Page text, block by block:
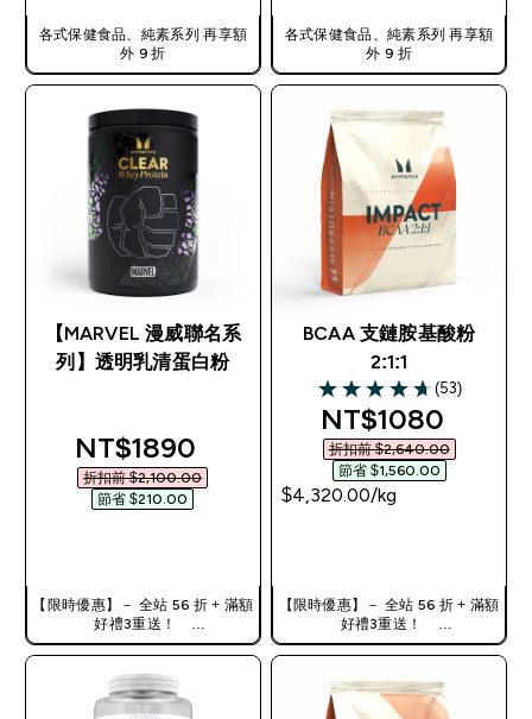
各式保健食品、純素系列 再享額
外 9 折
各式保健食品、純素系列 再享額
外 9 折
【MARVEL 漫威聯名系
列】透明乳清蛋白粉
discounted price
NT$1890‎
折扣前 $2,100.00‎
節省 $210.00‎
【限時優惠】－ 全站 56 折 + 滿額
好禮3重送！
使用優惠碼，獲得額外折扣：
TW56
BCAA 支鏈胺基酸粉
2:1:1
4.68 out of 5 stars
(53)
discounted
NT$1080‎
折扣前 $2,640.00‎
節省 $1,560.00‎
$4,320.00‎/kg
【限時優惠】－ 全站 56 折 + 滿額
好禮3重送！
使用優惠碼，獲得額外折扣：
TW56